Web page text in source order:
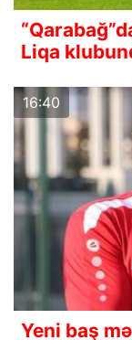
Liqa
16:40
Yeni baş